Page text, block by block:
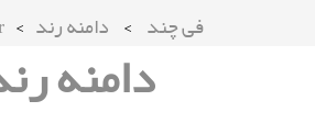
فی چند > دامنه رند >
دامنه